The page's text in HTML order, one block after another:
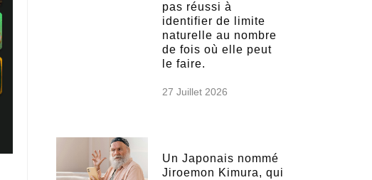
pas réussi à
identifier de limite
naturelle au nombre
de fois où elle peut
le faire.
27 Juillet 2026
Un Japonais nommé
Jiroemon Kimura, qui